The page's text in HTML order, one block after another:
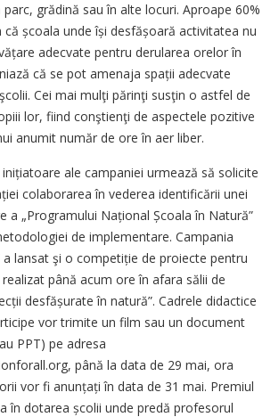
grădină sau în alte locuri. Aproape 60%
școala unde își desfășoară activitatea nu
adecvate pentru derularea orelor în
că se pot amenaja spații adecvate
Cei mai mulţi părinţi susţin o astfel de
lor, fiind conştienţi de aspectele pozitive
anumit număr de ore în aer liber.
ale campaniei urmează să solicite
colaborarea în vederea identificării unei
a „Progra­mului Național Școala în Natură”
de implementare. Campania
a lansat şi o competiție de proiecte pentru
până acum ore în afara sălii de
desfășurate în natură”. Cadrele didactice
vor trimite un film sau un document
PPT) pe adresa
până la data de 29 mai, ora
vor fi anunțați în data de 31 mai. Premiul
în dotarea școlii unde predă profesorul